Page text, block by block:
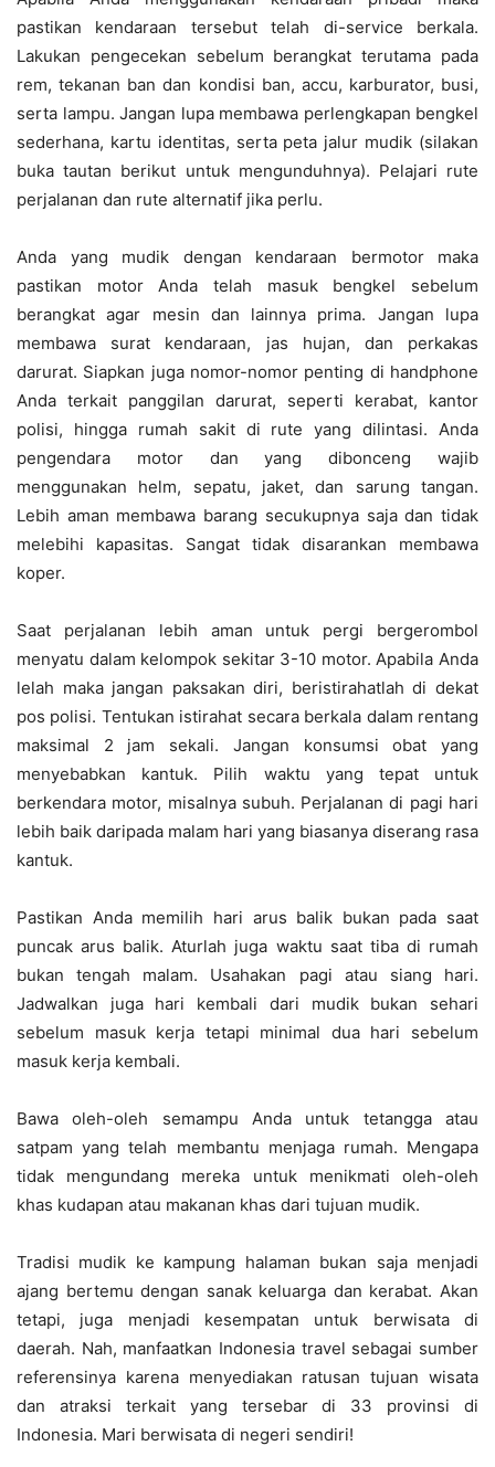
pastikan kendaraan tersebut telah di-service berkala.
Lakukan pengecekan sebelum berangkat terutama pada
rem, tekanan ban dan kondisi ban, accu, karburator, busi,
serta lampu. Jangan lupa membawa perlengkapan bengkel
sederhana, kartu identitas, serta peta jalur mudik (silakan
buka tautan berikut untuk mengunduhnya). Pelajari rute
perjalanan dan rute alternatif jika perlu.
Anda yang mudik dengan kendaraan bermotor maka
pastikan motor Anda telah masuk bengkel sebelum
berangkat agar mesin dan lainnya prima. Jangan lupa
membawa surat kendaraan, jas hujan, dan perkakas
darurat. Siapkan juga nomor-nomor penting di handphone
Anda terkait panggilan darurat, seperti kerabat, kantor
polisi, hingga rumah sakit di rute yang dilintasi. Anda
pengendara motor dan yang dibonceng wajib
menggunakan helm, sepatu, jaket, dan sarung tangan.
Lebih aman membawa barang secukupnya saja dan tidak
melebihi kapasitas. Sangat tidak disarankan membawa
koper.
Saat perjalanan lebih aman untuk pergi bergerombol
menyatu dalam kelompok sekitar 3-10 motor. Apabila Anda
lelah maka jangan paksakan diri, beristirahatlah di dekat
pos polisi. Tentukan istirahat secara berkala dalam rentang
maksimal 2 jam sekali. Jangan konsumsi obat yang
menyebabkan kantuk. Pilih waktu yang tepat untuk
berkendara motor, misalnya subuh. Perjalanan di pagi hari
lebih baik daripada malam hari yang biasanya diserang rasa
kantuk.
Pastikan Anda memilih hari arus balik bukan pada saat
puncak arus balik. Aturlah juga waktu saat tiba di rumah
bukan tengah malam. Usahakan pagi atau siang hari.
Jadwalkan juga hari kembali dari mudik bukan sehari
sebelum masuk kerja tetapi minimal dua hari sebelum
masuk kerja kembali.
Bawa oleh-oleh semampu Anda untuk tetangga atau
satpam yang telah membantu menjaga rumah. Mengapa
tidak mengundang mereka untuk menikmati oleh-oleh
khas kudapan atau makanan khas dari tujuan mudik.
Tradisi mudik ke kampung halaman bukan saja menjadi
ajang bertemu dengan sanak keluarga dan kerabat. Akan
tetapi, juga menjadi kesempatan untuk berwisata di
daerah. Nah, manfaatkan Indonesia travel sebagai sumber
referensinya karena menyediakan ratusan tujuan wisata
dan atraksi terkait yang tersebar di 33 provinsi di
Indonesia. Mari berwisata di negeri sendiri!